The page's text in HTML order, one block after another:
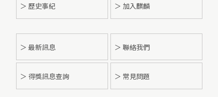
＞ 歷史事紀 ＞ 加入麒麟
＞ 最新訊息 ＞ 聯絡我們
＞ 得獎訊息查詢 ＞ 常見問題